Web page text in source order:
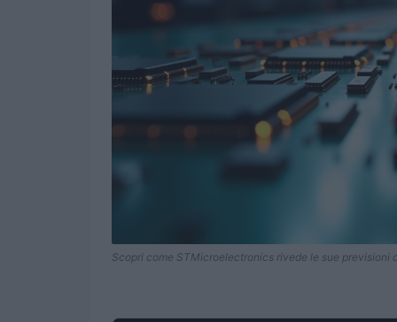
Scopri come STMicroelectronics rivede le sue previsioni